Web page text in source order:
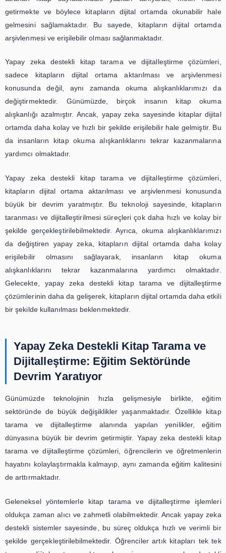
Yapay zeka destekli kitap tarama ve dijitalleştirme
zamanda kitapların arşivlenmesi ve erişilebilirliği
sayesinde, fiziksel olarak saklanması gereken büyük
yerine, dijital arşivler oluşturulabiliyor. Bu da hem yer
sağlıyor hem de kitaplara daha kolay bir şekilde
sunuyor.
Yapay zeka destekli kitap tarama ve dijitalleştirme
fiziksel olarak taranması ve dijital ortama aktarılması
olan ekipman ve personel maliyetleri, yapay zeka
sayesinde önemli ölçüde azalıyor. Bu da yazarlar ve
büyük bir tasarruf sağlıyor.
Yapay zeka destekli kitap tarama ve dijitalleştirme
yazarların ve yayınevlerinin işlerini büyük ölçüde
Hız, kalite, erişilebilirlik ve maliyet avantajları sayesinde,
dijital ortama aktarılması süreci daha verimli ve etkili
gerçekleştirilebiliyor. Yapay zeka teknolojisinin kitap
dijitalleştirilmesi sürecini daha da kolaylaştıracaktır.
Dijitalleştirme: Okuma
Nasıl Değiştiriyor?
Günümüzde teknolojinin hızla gelişmesi, hayatımızın
büyük değişiklikler yaratmıştır. Özellikle de
konusunda büyük bir devrim yaşanmıştır. Kitaplar,
fiziksel olarak taşınması ve saklanması konusunda
yaşanmaktadır. Bu sorunun çözümü için geliştirilen
destekli kitap tarama ve dijitalleştirme